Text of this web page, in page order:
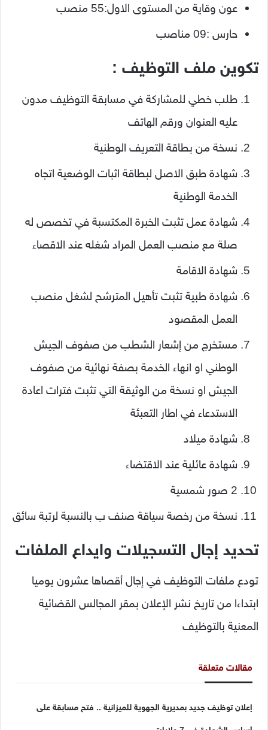
عون وقاية من المستوى الاول:55 منصب
حارس :09 مناصب
تكوين ملف التوظيف :
طلب خطي للمشاركة في مسابقة التوظيف مدون
عليه العنوان ورقم الهاتف
نسخة من بطاقة التعريف الوطنية
شهادة طبق الاصل لبطاقة اثبات الوضعية اتجاه
الخدمة الوطنية
شهادة عمل تثبت الخبرة المكتسبة في تخصص له
صلة مع منصب العمل المراد شغله عند الاقصاء
شهادة الاقامة
شهادة طبية تثبت تأهيل المترشح لشغل منصب
العمل المقصود
مستخرج من إشعار الشطب من صفوف الجيش
الوطني او انهاء الخدمة بصفة نهائية من صفوف
الجيش او نسخة من الوثيقة التي تثبت فترات اعادة
الاستدعاء في اطار التعبئة
شهادة ميلاد
شهادة عائلية عند الاقتضاء
2 صور شمسية
نسخة من رخصة سياقة صنف ب بالنسبة لرتبة سائق
تحديد إجال التسجيلات وايداع الملفات
تودع ملفات التوظيف في إجال أقصاها عشرون يوميا
ابتداءا من تاريخ نشر الإعلان بمقر المجالس القضائية
المعنية بالتوظيف
مقالات متعلقة
إعلان توظيف جديد بمديرية الجهوية للميزانية .. فتح مسابقة على